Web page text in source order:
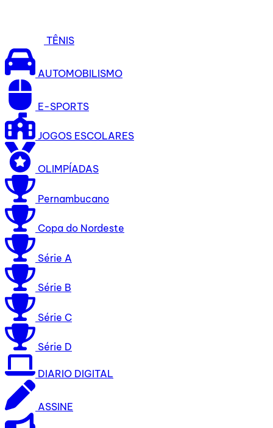
TÊNIS
AUTOMOBILISMO
E-SPORTS
JOGOS ESCOLARES
OLIMPÍADAS
Pernambucano
Copa do Nordeste
Série A
Série B
Série C
Série D
DIARIO DIGITAL
ASSINE